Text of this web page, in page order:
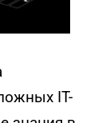
IT-